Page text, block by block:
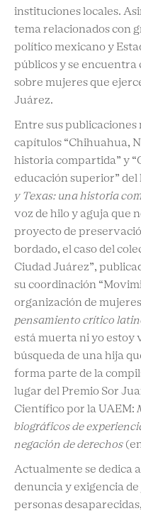
instituciones locales.
tema relacionados con
político mexicano y
públicos y se encuentra
sobre mujeres que
Juárez.
Entre sus publicaciones
capítulos “Chihuahua,
historia compartida” y
educación superior” del
y Texas: una historia
voz de hilo y aguja que
proyecto de
bordado, el caso del
Ciudad Juárez”,
su coordinación
organización de
pensamiento crítico
está muerta ni yo estoy
búsqueda de una hija
forma parte de la
lugar del Premio Sor
Científico por la UAEM:
biográficos de
negación de derechos
Actualmente se dedica
denuncia y exigencia
personas